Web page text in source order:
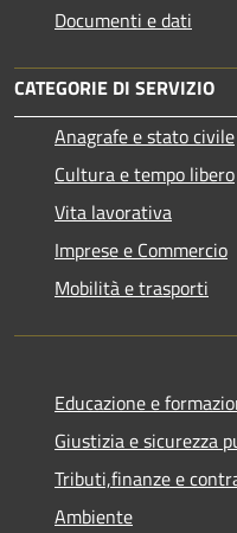
Documenti e dati
CATEGORIE DI SERVIZIO
Anagrafe e stato civile
Cultura e tempo libero
Vita lavorativa
Imprese e Commercio
Mobilità e trasporti
Educazione e
Giustizia e sicurezza
Tributi,finanze e
Ambiente